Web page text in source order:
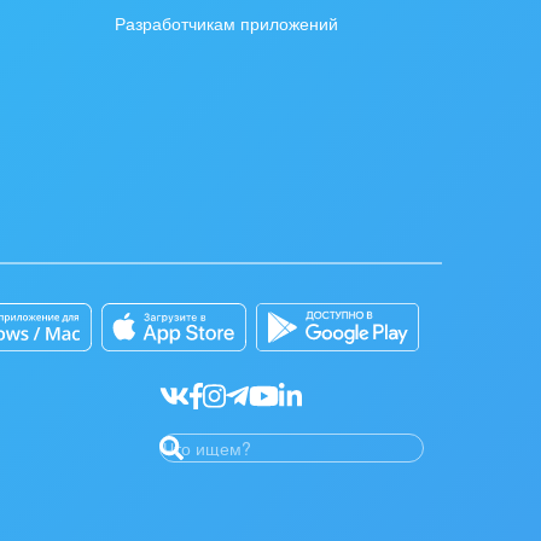
Разработчикам приложений